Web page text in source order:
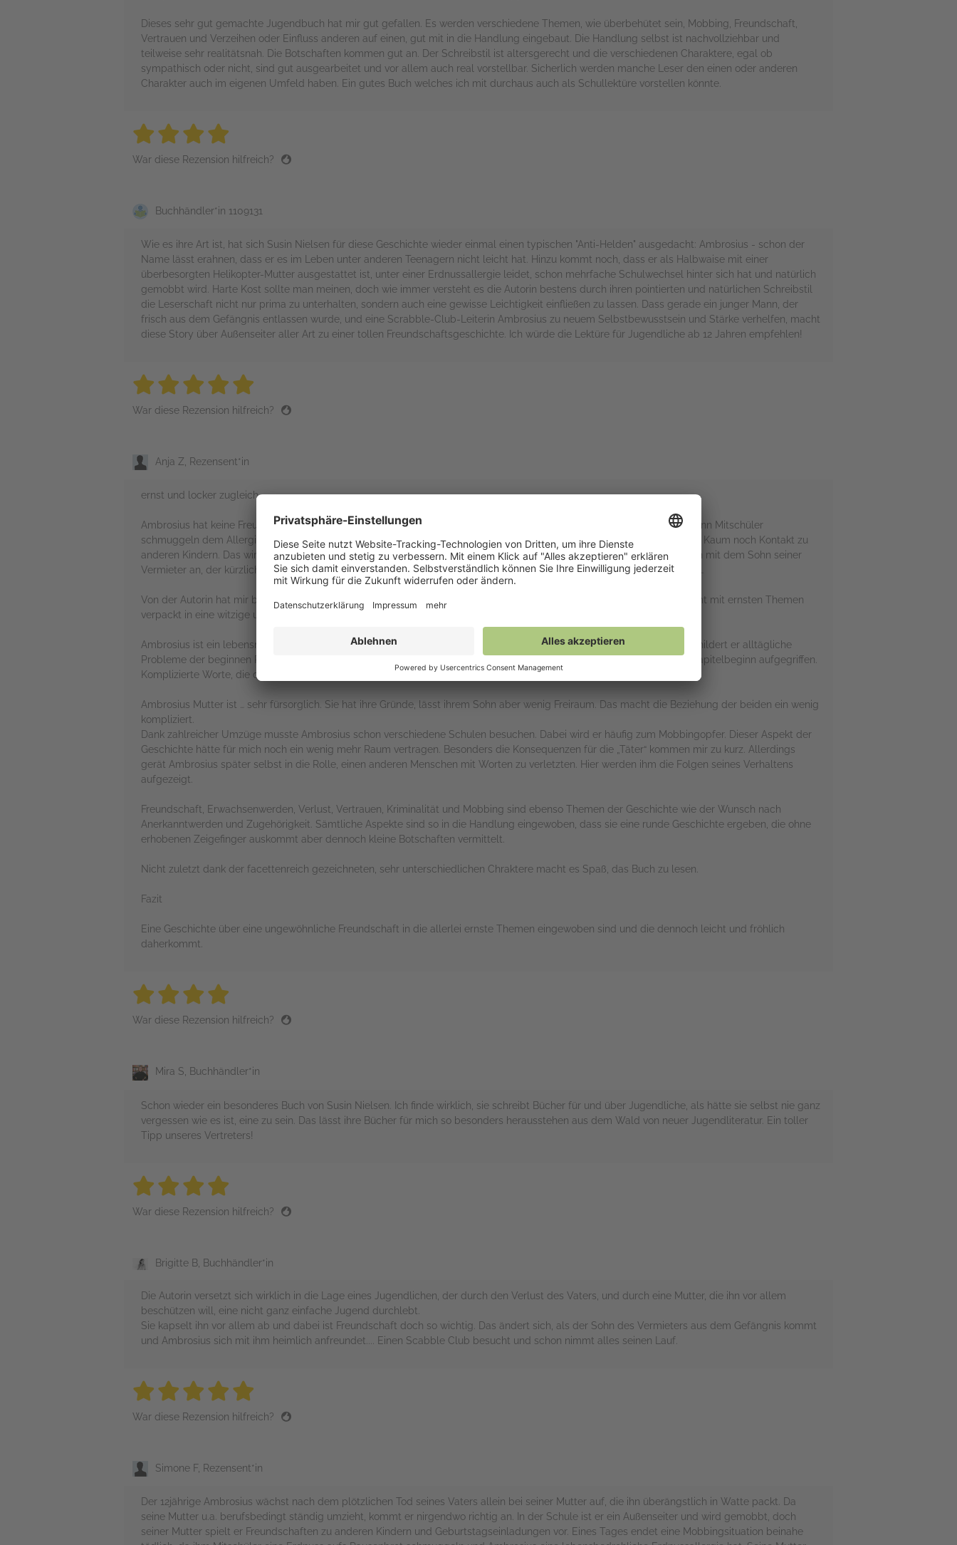
Dieses sehr gut gemachte Jugendbuch hat mir gut gefallen. Es werden verschiedene Themen, wie überbehütet sein, Mobbing, Freundschaft,
Vertrauen und Verzeihen oder Einfluss anderen auf einen, gut mit in die Handlung eingebaut. Die Handlung selbst ist nachvollziehbar und
teilweise sehr realitätsnah. Die Botschaften kommen gut an. Der Schreibstil ist altersgerecht und die verschiedenen Charaktere, egal ob
sympathisch oder nicht, sind gut ausgearbeitet und vor allem auch real vorstellbar. Sicherlich werden manche Leser den einen oder anderen
Charakter auch im eigenen Umfeld haben. Ein gutes Buch welches ich mit durchaus auch als Schullektüre vorstellen könnte.
4 stars
4 stars
4 stars
War diese Rezension hilfreich?
Buchhändler*in 1109131
Wie es ihre Art ist, hat sich Susin Nielsen für diese Geschichte wieder einmal einen typischen "Anti-Helden" ausgedacht: Ambrosius - schon der
Name lässt erahnen, dass er es im Leben unter anderen Teenagern nicht leicht hat. Hinzu kommt noch, dass er als Halbwaise mit einer
überbesorgten Helikopter-Mutter ausgestattet ist, unter einer Erdnussallergie leidet, schon mehrfache Schulwechsel hinter sich hat und natürlich
gemobbt wird. Harte Kost sollte man meinen, doch wie immer versteht es die Autorin bestens durch ihren pointierten und natürlichen Schreibstil
die Leserschaft nicht nur prima zu unterhalten, sondern auch eine gewisse Leichtigkeit einfließen zu lassen. Dass gerade ein junger Mann, der
frisch aus dem Gefängnis entlassen wurde, und eine Scrabble-Club-Leiterin Ambrosius zu neuem Selbstbewusstsein und Stärke verhelfen, macht
diese Story über Außenseiter aller Art zu einer tollen Freundschaftsgeschichte. Ich würde die Lektüre für Jugendliche ab 12 Jahren empfehlen!
5 stars
5 stars
5 stars
5 stars
War diese Rezension hilfreich?
Anja Z, Rezensent*in
ernst und locker zugleich
Ambrosius hat keine Freunde an seiner Schule. Er wird immer wieder gehänselt. Ein Scherz kostet ihn fast das Leben, denn Mitschüler
schmuggeln dem Allergiker eine Erdnuss auf sein Brot. Von nun an bleibt Ambrosius zuhause. Schule per Fernunterricht. Kaum noch Kontakt zu
anderen Kindern. Das wird dem zwölfjährigen aber schnell zu langweilig. Während seine Mutter arbeitet, freundet er sich mit dem Sohn seiner
Vermieter an, der kürzlich aus dem Gefängnis entlassen wurde. Seine Mutter sollte davon natürlich besser nichts wissen…
Von der Autorin hat mir bereits „Adresse unbekannt“ richtig gut gefallen. Auch „Peanuts und andere Katastrophen“ kommt mit ernsten Themen
verpackt in eine witzige und abenteuerlustige Story daher.
Ambrosius ist ein lebensnah gezeichneter Charakter. Er nimmt als Ich-Erzähler kein Blatt vor den Mund. Ohne Scham schildert er alltägliche
Probleme der beginnen Pubertät. Seine Begeisterung für Scrabble zieht sich durch die Geschichte und wird zu jedem Kapitelbeginn aufgegriffen.
Komplizierte Worte, die dabei genannt werden, finden sich am Ende des Buches in einem kleinen Glossar wieder.
Ambrosius Mutter ist … sehr fürsorglich. Sie hat ihre Gründe, lässt ihrem Sohn aber wenig Freiraum. Das macht die Beziehung der beiden ein wenig
kompliziert.
Dank zahlreicher Umzüge musste Ambrosius schon verschiedene Schulen besuchen. Dabei wird er häufig zum Mobbingopfer. Dieser Aspekt der
Geschichte hätte für mich noch ein wenig mehr Raum vertragen. Besonders die Konsequenzen für die „Täter“ kommen mir zu kurz. Allerdings
gerät Ambrosius später selbst in die Rolle, einen anderen Menschen mit Worten zu verletzten. Hier werden ihm die Folgen seines Verhaltens
aufgezeigt.
Freundschaft, Erwachsenwerden, Verlust, Vertrauen, Kriminalität und Mobbing sind ebenso Themen der Geschichte wie der Wunsch nach
Anerkanntwerden und Zugehörigkeit. Sämtliche Aspekte sind so in die Handlung eingewoben, dass sie eine runde Geschichte ergeben, die ohne
erhobenen Zeigefinger auskommt aber dennoch kleine Botschaften vermittelt.
Nicht zuletzt dank der facettenreich gezeichneten, sehr unterschiedlichen Chraktere macht es Spaß, das Buch zu lesen.
Fazit
Eine Geschichte über eine ungewöhnliche Freundschaft in die allerlei ernste Themen eingewoben sind und die dennoch leicht und fröhlich
daherkommt.
4 stars
4 stars
4 stars
War diese Rezension hilfreich?
Mira S, Buchhändler*in
Schon wieder ein besonderes Buch von Susin Nielsen. Ich finde wirklich, sie schreibt Bücher für und über Jugendliche, als hätte sie selbst nie ganz
vergessen wie es ist, eine zu sein. Das lässt ihre Bücher für mich so besonders herausstehen aus dem Wald von neuer Jugendliteratur. Ein toller
Tipp unseres Vertreters!
4 stars
4 stars
4 stars
War diese Rezension hilfreich?
Brigitte B, Buchhändler*in
Die Autorin versetzt sich wirklich in die Lage eines Jugendlichen, der durch den Verlust des Vaters, und durch eine Mutter, die ihn vor allem
beschützen will, eine nicht ganz einfache Jugend durchlebt.
Sie kapselt ihn vor allem ab und dabei ist Freundschaft doch so wichtig. Das ändert sich, als der Sohn des Vermieters aus dem Gefängnis kommt
und Ambrosius sich mit ihm heimlich anfreundet.... Einen Scabble Club besucht und schon nimmt alles seinen Lauf.
5 stars
5 stars
5 stars
5 stars
War diese Rezension hilfreich?
Simone F, Rezensent*in
Der 12jährige Ambrosius wächst nach dem plötzlichen Tod seines Vaters allein bei seiner Mutter auf, die ihn überängstlich in Watte packt. Da
seine Mutter u.a. berufsbedingt ständig umzieht, kommt er nirgendwo richtig an. In der Schule ist er ein Außenseiter und wird gemobbt, doch
seiner Mutter spielt er Freundschaften zu anderen Kindern und Geburtstagseinladungen vor. Eines Tages endet eine Mobbingsituation beinahe